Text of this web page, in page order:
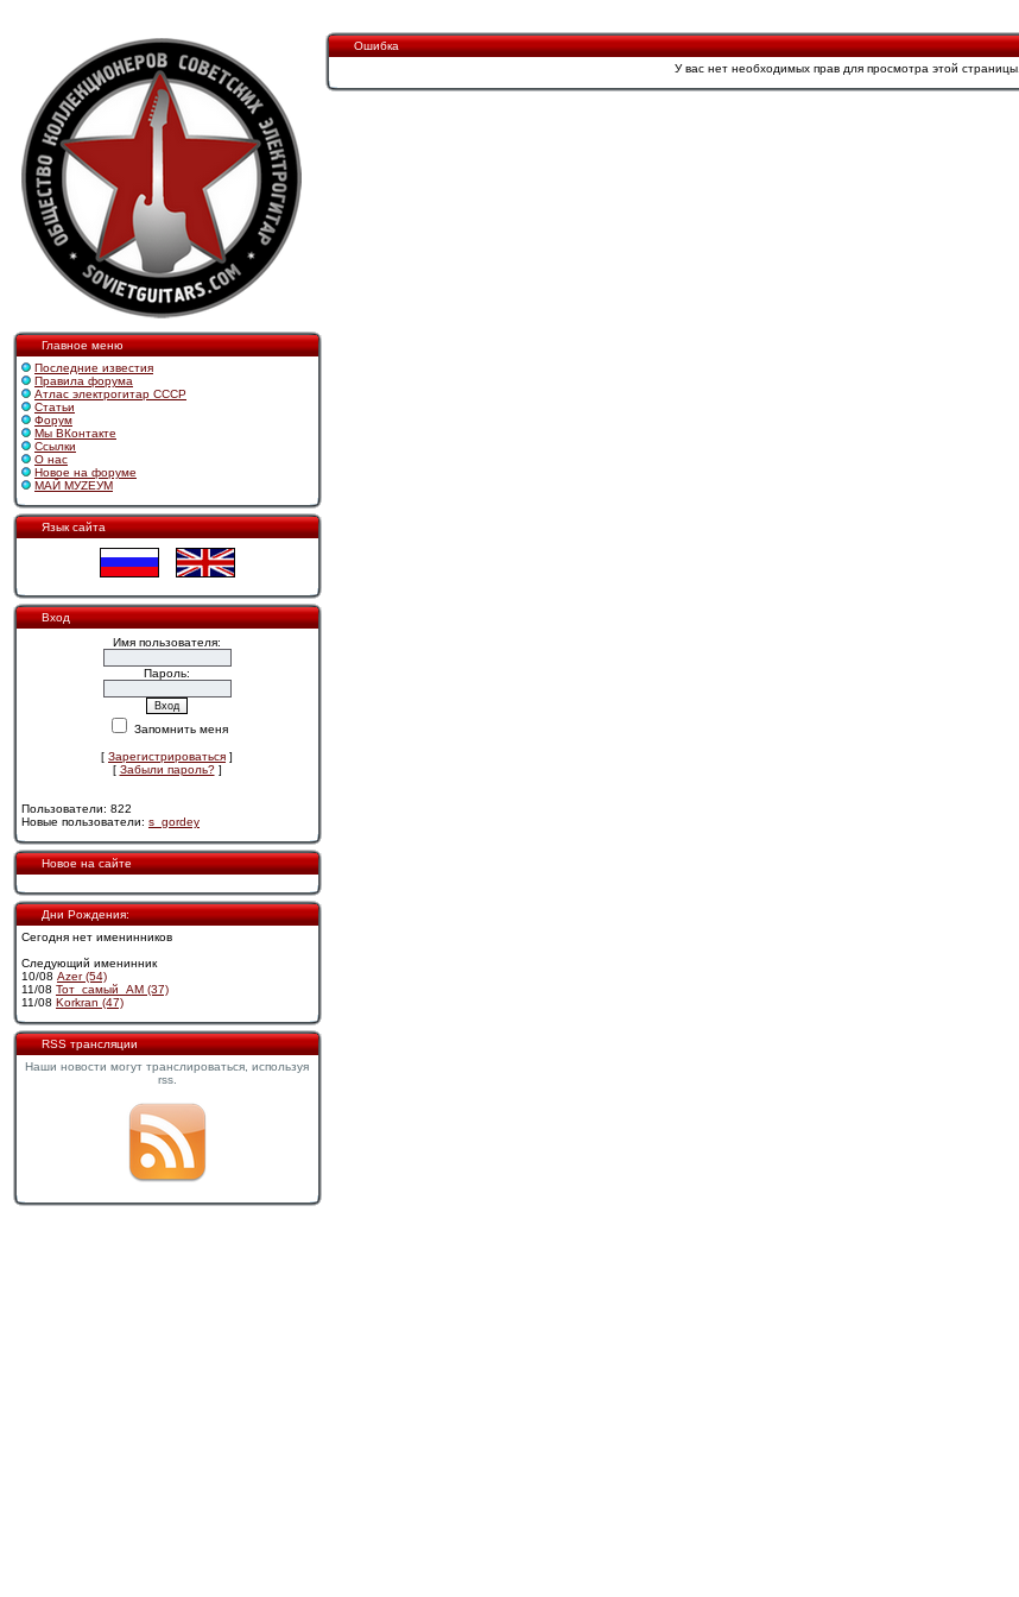
Главное меню
Последние известия
Правила форума
Атлас электрогитар СССР
Статьи
Форум
Мы ВКонтакте
Ссылки
О нас
Новое на форуме
МАЙ МУZЕУМ
Язык сайта
Вход
Имя пользователя:
Пароль:
Запомнить меня
[ Зарегистрироваться ]
[ Забыли пароль?]
Пользователи: 822
Новые пользователи: s_gordey
Новое на сайте
Дни Рождения:
Сегодня нет именинников
Следующий именинник
10/08 Azer (54)
11/08 Тот_самый_АМ (37)
11/08 Korkran (47)
RSS трансляции
Наши новости могут транслироваться, используя
rss.
Ошибка
У вас нет необходимых прав для просмотра этой страницы.